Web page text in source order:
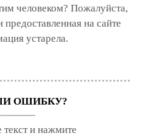
человеком? Пожалуйста,
предоставленная на сайте
устарела.
ОШИБКУ?
текст и нажмите